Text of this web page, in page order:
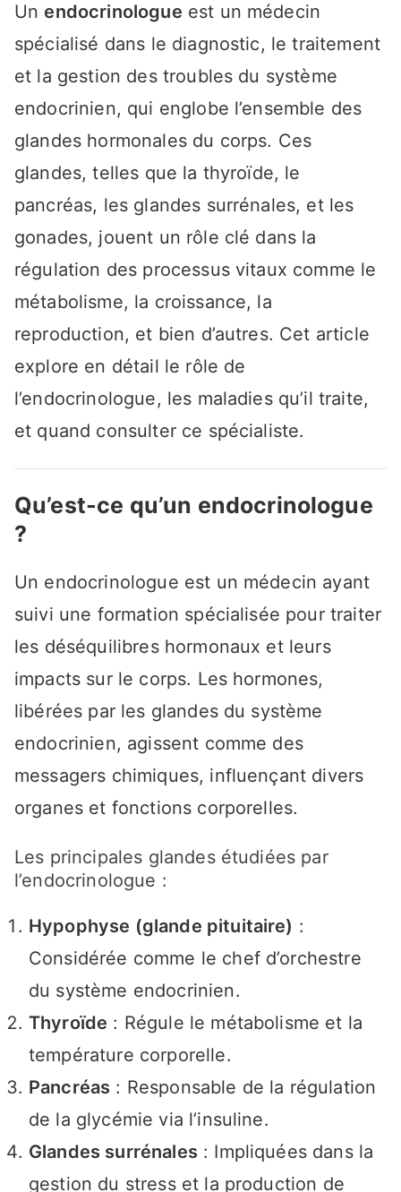
Unendocrinologue est un médecin
spécialisé dans le diagnostic, le traitement
et la gestion des troubles du système
endocrinien, qui englobe l’ensemble des
glandes hormonales du corps. Ces
glandes, telles que la thyroïde, le
pancréas, les glandes surrénales, et les
gonades, jouent un rôle clé dans la
régulation des processus vitaux comme le
métabolisme, la croissance, la
reproduction, et bien d’autres. Cet article
explore en détail le rôle de
l’endocrinologue, les maladies qu’il traite,
et quand consulter ce spécialiste.
Qu’est-ce qu’un endocrinologue
?
Un endocrinologue est un médecin ayant
suivi une formation spécialisée pour traiter
les déséquilibres hormonaux et leurs
impacts sur le corps. Les hormones,
libérées par les glandes du système
endocrinien, agissent comme des
messagers chimiques, influençant divers
organes et fonctions corporelles.
Les principales glandes étudiées par
l’endocrinologue :
Hypophyse (glande pituitaire) :
Considérée comme le chef d’orchestre
du système endocrinien.
Thyroïde : Régule le métabolisme et la
température corporelle.
Pancréas : Responsable de la régulation
de la glycémie via l’insuline.
Glandes surrénales : Impliquées dans la
gestion du stress et la production de